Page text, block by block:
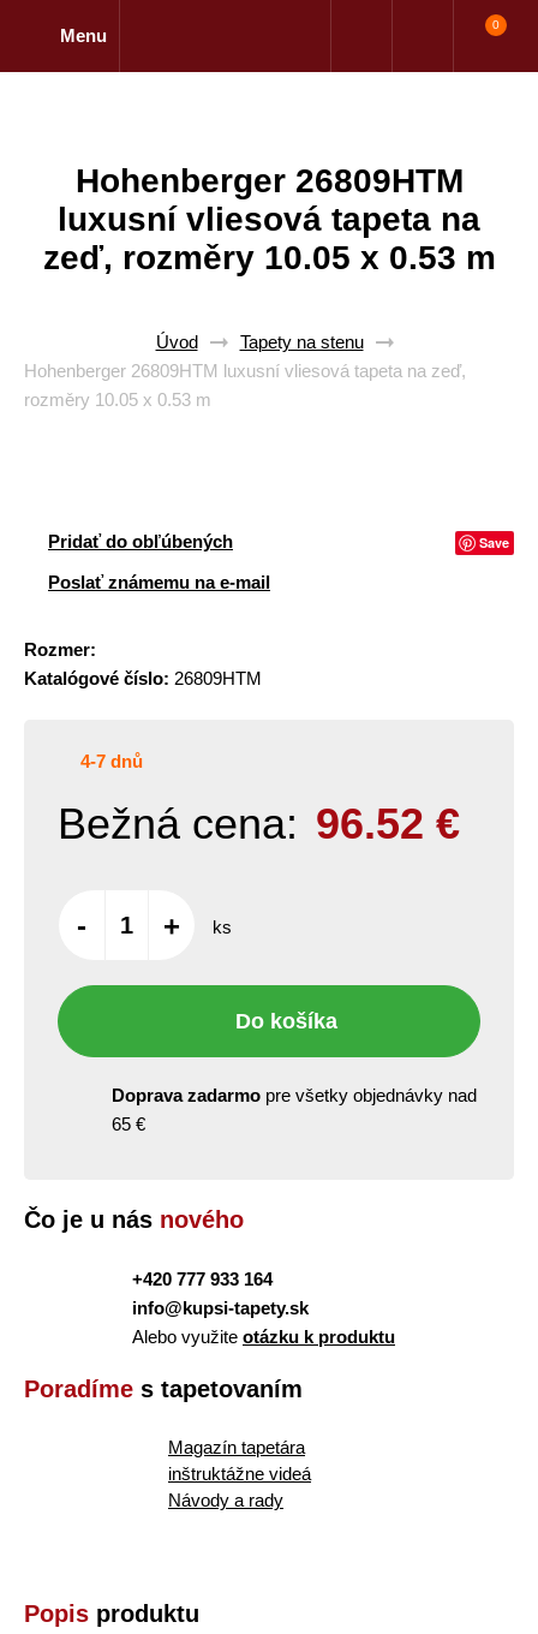
Menu
0
Hohenberger 26809HTM
luxusní vliesová tapeta na
zeď, rozměry 10.05 x 0.53 m
Úvod
Tapety na stenu
Hohenberger 26809HTM luxusní vliesová tapeta na zeď,
rozměry 10.05 x 0.53 m
Pridať do obľúbených Save
Poslať známemu na e-mail
Rozmer:
Katalógové číslo: 26809HTM
4-7 dnů
Bežná cena: 96.52 €
- + ks
Do košíka
Doprava zadarmo pre všetky objednávky nad
65 €
Čo je u nás nového
+420 777 933 164
info@kupsi-tapety.sk
Alebo využite otázku k produktu
Poradíme s tapetovaním
Magazín tapetára
inštruktážne videá
Návody a rady
Popis produktu